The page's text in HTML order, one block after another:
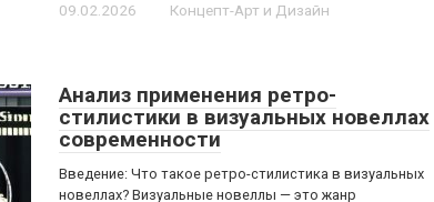
09.02.2026 Концепт-Арт и Дизайн
Анализ применения ретро-
стилистики в визуальных новеллах
современности
Введение: Что такое ретро-стилистика в визуальных
новеллах? Визуальные новеллы — это жанр